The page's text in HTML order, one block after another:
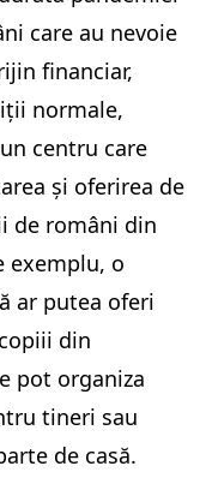
care au nevoie
financiar,
normale,
centru care
și oferirea de
de români din
exemplu, o
ar putea oferi
din
pot organiza
tineri sau
de casă.